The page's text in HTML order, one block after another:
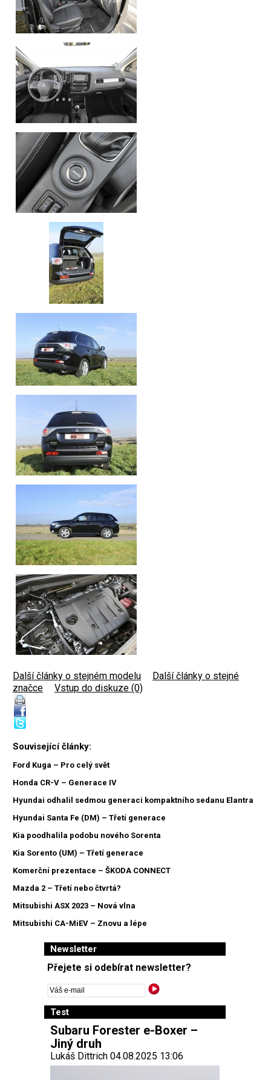
Další články o stejném modelu
Další články o stejné
značce
Vstup do diskuze (0)
Související články:
Ford Kuga – Pro celý svět
Honda CR-V – Generace IV
Hyundai odhalil sedmou generaci kompaktního sedanu Elantra
Hyundai Santa Fe (DM) – Třetí generace
Kia poodhalila podobu nového Sorenta
Kia Sorento (UM) – Třetí generace
Komerční prezentace – ŠKODA CONNECT
Mazda 2 – Třetí nebo čtvrtá?
Mitsubishi ASX 2023 – Nová vlna
Mitsubishi CA-MiEV – Znovu a lépe
Newsletter
Přejete si odebírat newsletter?
Test
Subaru Forester e-Boxer –
Jiný druh
Lukáš Dittrich 04.08.2025 13:06